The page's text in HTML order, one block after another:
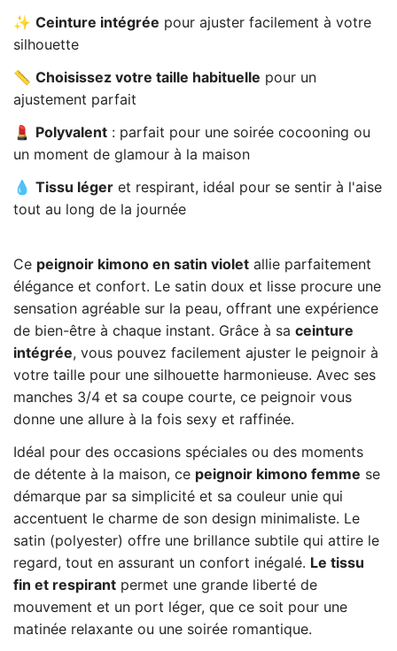
✨ Ceinture intégrée pour ajuster facilement à votre
silhouette
📏 Choisissez votre taille habituelle pour un
ajustement parfait
💄 Polyvalent : parfait pour une soirée cocooning ou
un moment de glamour à la maison
💧 Tissu léger et respirant, idéal pour se sentir à l'aise
tout au long de la journée
Ce peignoir kimono en satin violet allie parfaitement
élégance et confort. Le satin doux et lisse procure une
sensation agréable sur la peau, offrant une expérience
de bien-être à chaque instant. Grâce à sa ceinture
intégrée, vous pouvez facilement ajuster le peignoir à
votre taille pour une silhouette harmonieuse. Avec ses
manches 3/4 et sa coupe courte, ce peignoir vous
donne une allure à la fois sexy et raffinée.
Idéal pour des occasions spéciales ou des moments
de détente à la maison, ce peignoir kimono femme se
démarque par sa simplicité et sa couleur unie qui
accentuent le charme de son design minimaliste. Le
satin (polyester) offre une brillance subtile qui attire le
regard, tout en assurant un confort inégalé. Le tissu
fin et respirant permet une grande liberté de
mouvement et un port léger, que ce soit pour une
matinée relaxante ou une soirée romantique.